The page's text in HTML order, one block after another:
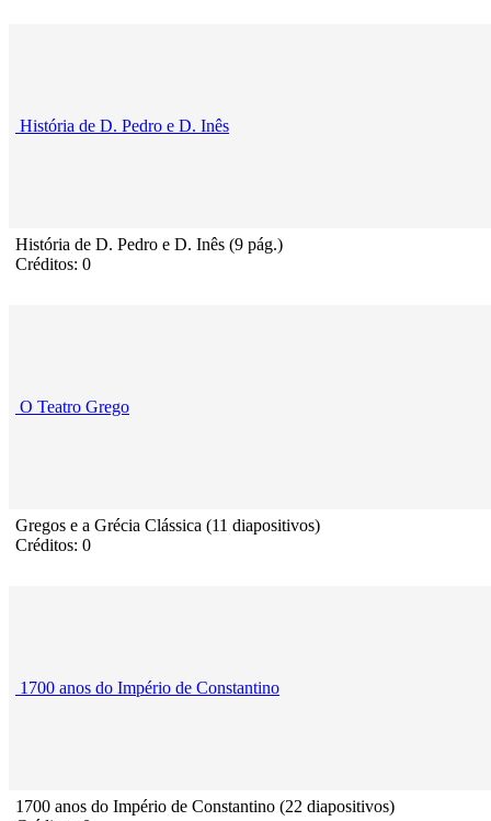
História de D. Pedro e D. Inês
História de D. Pedro e D. Inês (9 pág.)
Créditos: 0
O Teatro Grego
Gregos e a Grécia Clássica (11 diapositivos)
Créditos: 0
1700 anos do Império de Constantino
1700 anos do Império de Constantino (22 diapositivos)